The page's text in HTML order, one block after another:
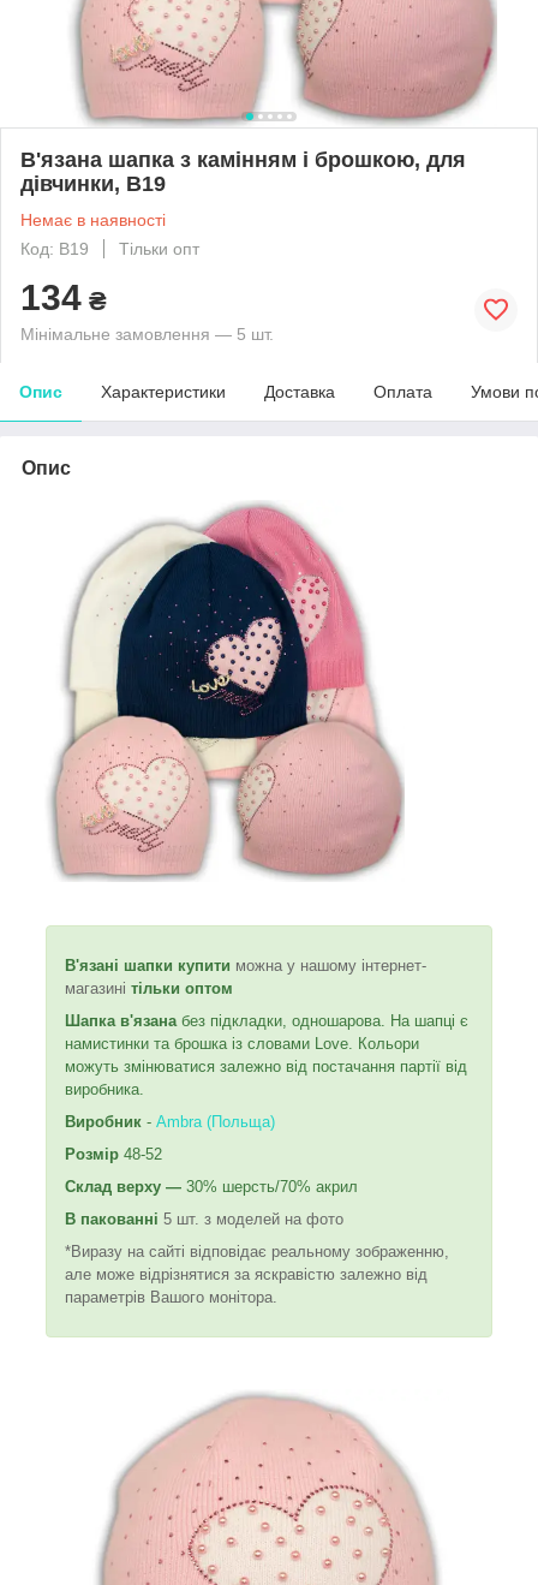
В'язана шапка з камінням і брошкою, для
дівчинки, B19
Немає в наявності
Код: B19
Тільки опт
134 ₴
Мінімальне замовлення — 5 шт.
Опис Характеристики Доставка Оплата Умови
Опис
В'язані шапки купити можна у нашому інтернет-
магазині тільки оптом
Шапка в'язана без підкладки, одношарова. На шапці є
намистинки та брошка із словами Love. Кольори
можуть змінюватися залежно від постачання партії від
виробника.
Виробник - Ambra (Польща)
Розмір 48-52
Склад верху — 30% шерсть/70% акрил
В пакованні 5 шт. з моделей на фото
*Виразу на сайті відповідає реальному зображенню,
але може відрізнятися за яскравістю залежно від
параметрів Вашого монітора.